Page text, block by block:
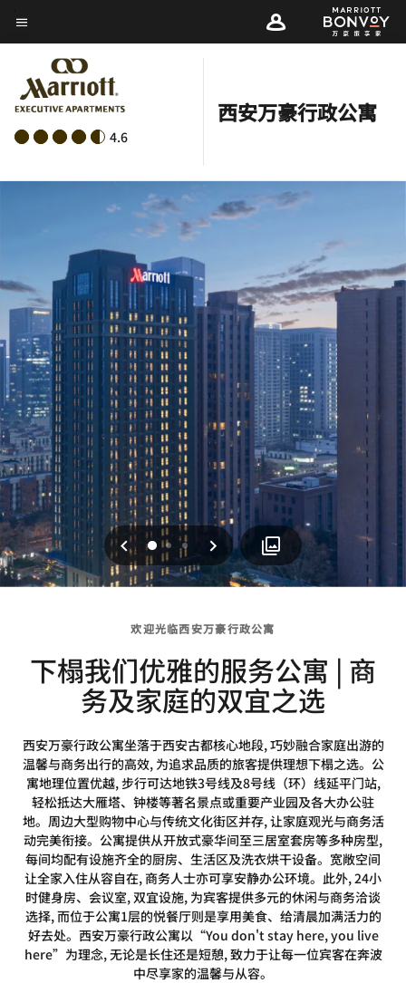
Skip
to
content
菜单文本
4.6
西安万豪行政公寓
上一页
012 下一页
欢迎光临西安万豪行政公寓
下榻我们优雅的服务公寓 | 商
务及家庭的双宜之选
西安万豪行政公寓坐落于西安古都核心地段, 巧妙融合家庭出游的
温馨与商务出行的高效, 为追求品质的旅客提供理想下榻之选。公
寓地理位置优越, 步行可达地铁3号线及8号线（环）线延平门站,
轻松抵达大雁塔、钟楼等著名景点或重要产业园及各大办公驻
地。周边大型购物中心与传统文化街区并存, 让家庭观光与商务活
动完美衔接。公寓提供从开放式豪华间至三居室套房等多种房型,
每间均配有设施齐全的厨房、生活区及洗衣烘干设备。宽敞空间
让全家入住从容自在, 商务人士亦可享安静办公环境。此外, 24小
时健身房、会议室, 双宜设施, 为宾客提供多元的休闲与商务洽谈
选择, 而位于公寓1层的悦餐厅则是享用美食、给清晨加满活力的
好去处。西安万豪行政公寓以“You don't stay here, you live
here”为理念, 无论是长住还是短憩, 致力于让每一位宾客在奔波
中尽享家的温馨与从容。